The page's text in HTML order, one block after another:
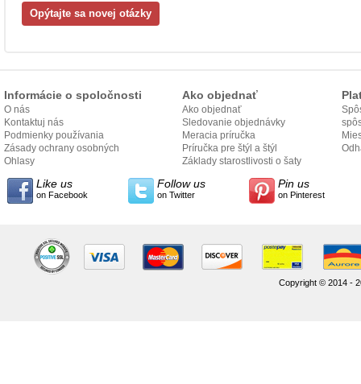
Informácie o spoločnosti
O nás
Kontaktuj nás
Podmienky používania
Zásady ochrany osobných
údajov
Ohlasy
Ako objednať
Ako objednať
Sledovanie objednávky
Meracia príručka
Príručka pre štýl a štýl
Základy starostlivosti o šaty
Like us
on Facebook
Follow us
on Twitter
Pin us
on Pinterest
Copyright © 2014 -